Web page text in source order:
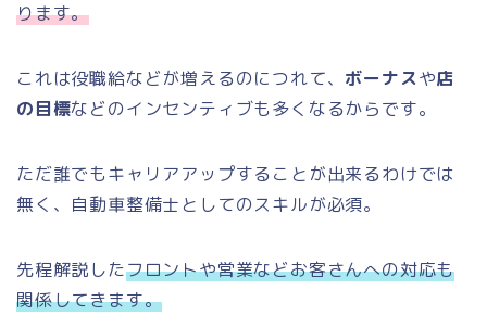
ります。
これは役職給などが増えるのにつれて、 ボーナスや店
の目標などのインセンティブも多くなるからです。
ただ誰でもキャリアアップすることが出来るわけでは
無く、自動車整備士としてのスキルが必須。
先程解説したフロントや営業などお客さんへの対応も
関係してきます。